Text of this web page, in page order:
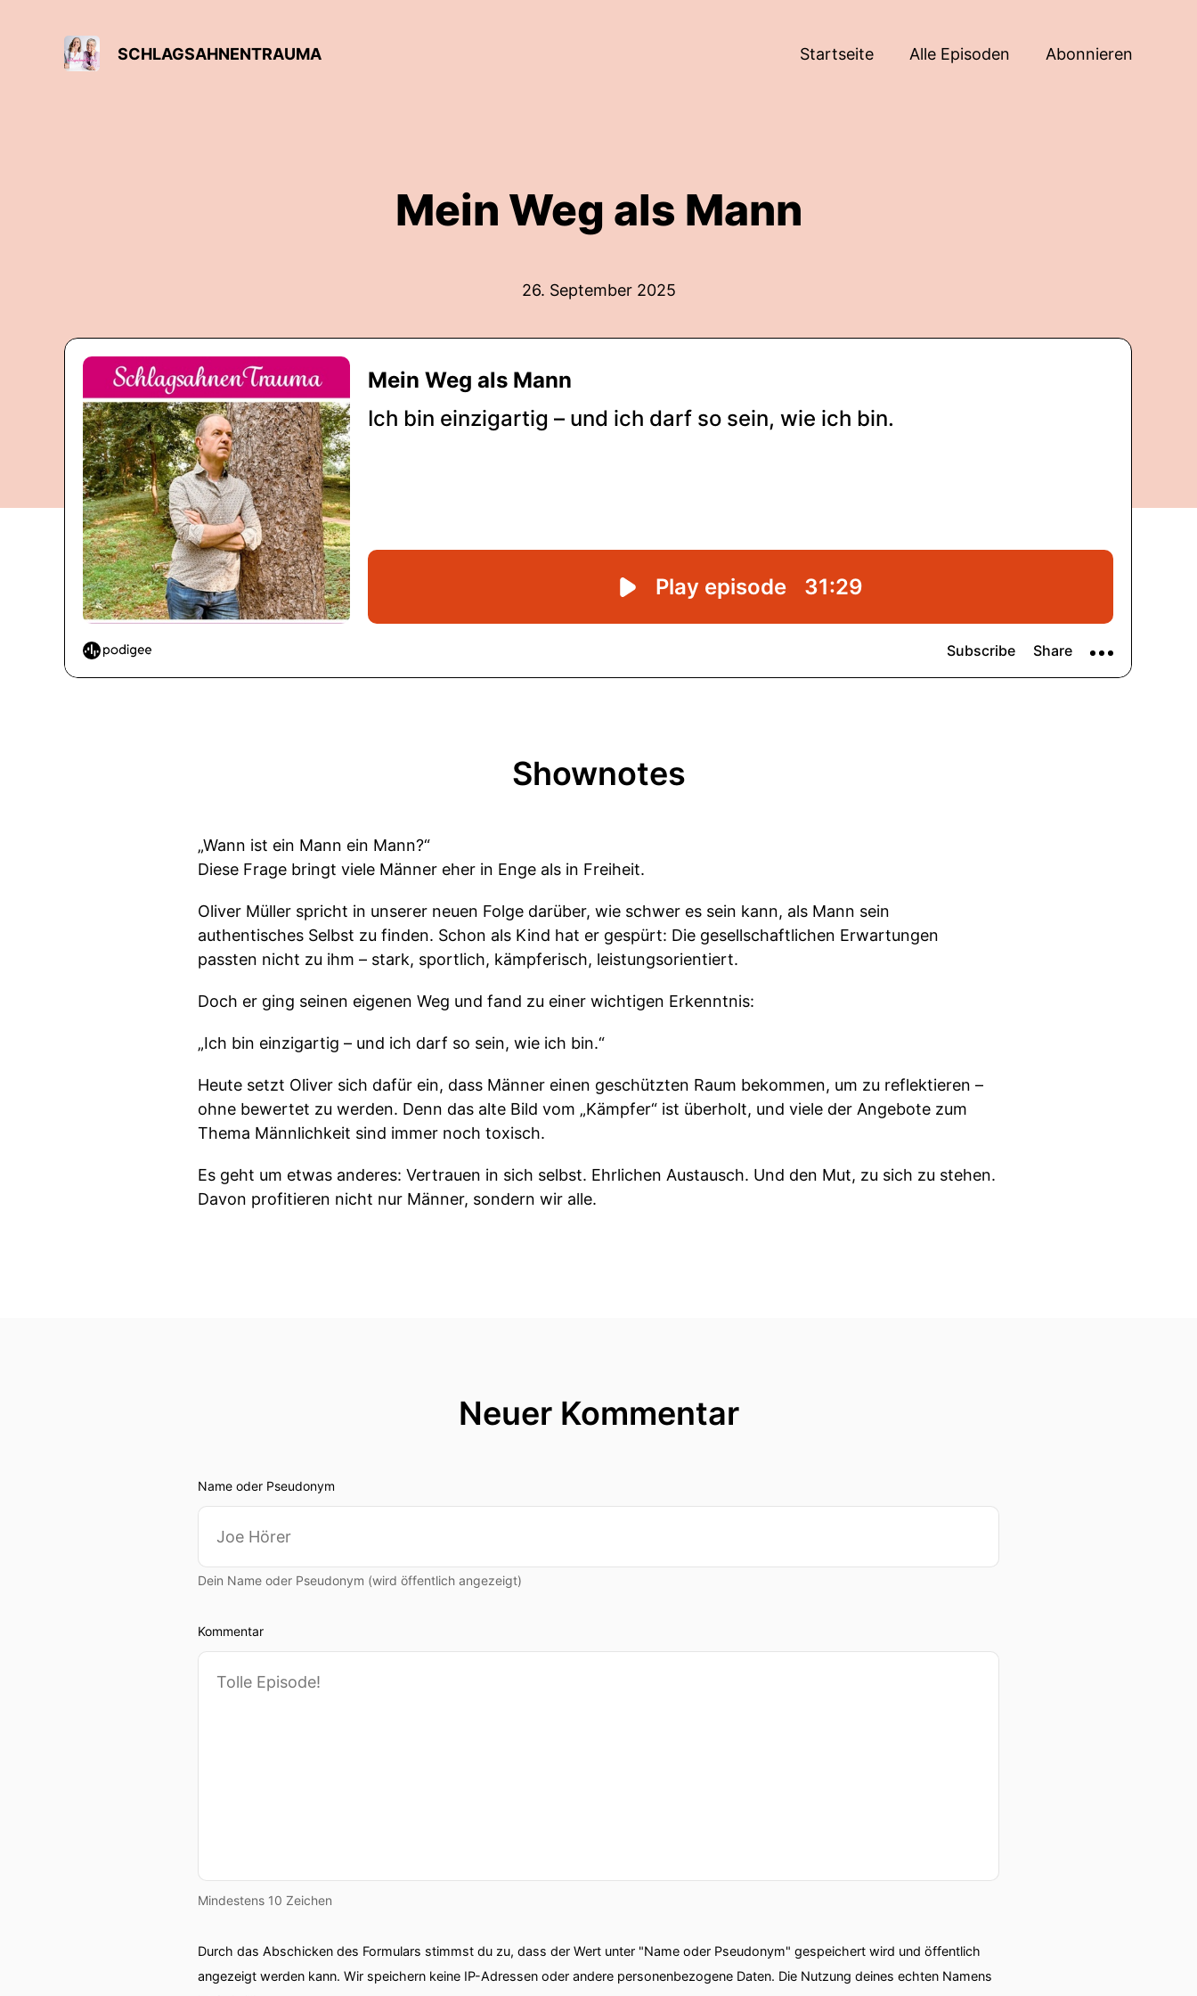
SCHLAGSAHNENTRAUMA Startseite Alle Episoden Abonnieren
Mein Weg als Mann
26. September 2025
Shownotes
„Wann ist ein Mann ein Mann?“
Diese Frage bringt viele Männer eher in Enge als in Freiheit.
Oliver Müller spricht in unserer neuen Folge darüber, wie schwer es sein kann, als Mann sein
authentisches Selbst zu finden. Schon als Kind hat er gespürt: Die gesellschaftlichen Erwartungen
passten nicht zu ihm – stark, sportlich, kämpferisch, leistungsorientiert.
Doch er ging seinen eigenen Weg und fand zu einer wichtigen Erkenntnis:
„Ich bin einzigartig – und ich darf so sein, wie ich bin.“
Heute setzt Oliver sich dafür ein, dass Männer einen geschützten Raum bekommen, um zu reflektieren –
ohne bewertet zu werden. Denn das alte Bild vom „Kämpfer“ ist überholt, und viele der Angebote zum
Thema Männlichkeit sind immer noch toxisch.
Es geht um etwas anderes: Vertrauen in sich selbst. Ehrlichen Austausch. Und den Mut, zu sich zu stehen.
Davon profitieren nicht nur Männer, sondern wir alle.
Neuer Kommentar
Name oder Pseudonym
Dein Name oder Pseudonym (wird öffentlich angezeigt)
Kommentar
Mindestens 10 Zeichen
Durch das Abschicken des Formulars stimmst du zu, dass der Wert unter "Name oder Pseudonym" gespeichert wird und öffentlich
angezeigt werden kann. Wir speichern keine IP-Adressen oder andere personenbezogene Daten. Die Nutzung deines echten Namens